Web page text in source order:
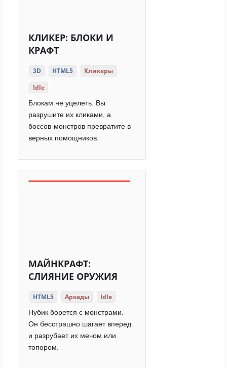
КЛИКЕР: БЛОКИ И
КРАФТ
3D HTML5
Кликеры
Idle
Блокам не уцелеть. Вы
разрушите их кликами, а
боссов-монстров превратите в
верных помощников.
МАЙНКРАФТ:
СЛИЯНИЕ ОРУЖИЯ
HTML5 Аркады Idle
Нубик борется с монстрами.
Он бесстрашно шагает вперед
и разрубает их мечом или
топором.